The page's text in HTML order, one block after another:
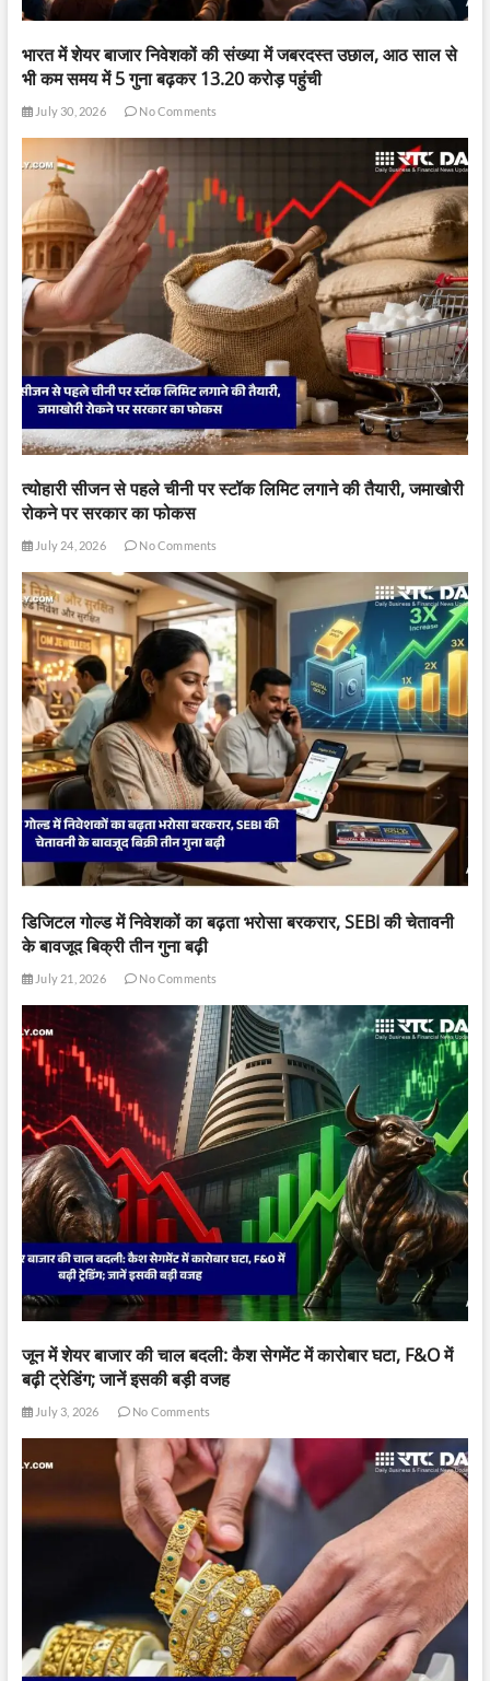
भारत में शेयर बाजार निवेशकों की संख्या में जबरदस्त उछाल, आठ साल से
भी कम समय में 5 गुना बढ़कर 13.20 करोड़ पहुंची
July 30, 2026 No Comments
त्योहारी सीजन से पहले चीनी पर स्टॉक लिमिट लगाने की तैयारी, जमाखोरी
रोकने पर सरकार का फोकस
July 24, 2026 No Comments
डिजिटल गोल्ड में निवेशकों का बढ़ता भरोसा बरकरार, SEBI की चेतावनी
के बावजूद बिक्री तीन गुना बढ़ी
July 21, 2026 No Comments
जून में शेयर बाजार की चाल बदली: कैश सेगमेंट में कारोबार घटा, F&O में
बढ़ी ट्रेडिंग; जानें इसकी बड़ी वजह
July 3, 2026 No Comments